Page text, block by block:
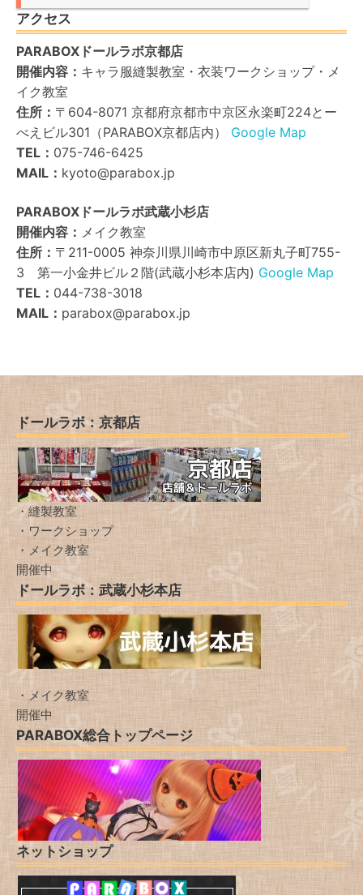
アクセス
PARABOXドールラボ京都店
開催内容： キャラ服縫製教室・衣装ワークショップ・メ
イク教室
住所： 〒604-8071 京都府京都市中京区永楽町224とー
べえビル301（PARABOX京都店内） Google Map
TEL： 075-746-6425
MAIL： kyoto@parabox.jp
PARABOXドールラボ武蔵小杉店
開催内容： メイク教室
住所： 〒211-0005 神奈川県川崎市中原区新丸子町755-
3 第一小金井ビル２階(武蔵小杉本店内) Google Map
TEL： 044-738-3018
MAIL： parabox@parabox.jp
ドールラボ：京都店
・縫製教室
・ワークショップ
・メイク教室
開催中
ドールラボ：武蔵小杉本店
・メイク教室
開催中
PARABOX総合トップページ
ネットショップ